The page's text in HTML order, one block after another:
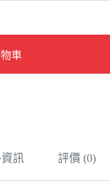
車
訊 評價 (0)